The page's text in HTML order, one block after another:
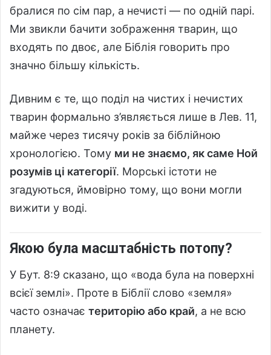
бралися по сім пар, а нечисті — по одній парі.
Ми звикли бачити зображення тварин, що
входять по двоє, але Біблія говорить про
значно більшу кількість.
Дивним є те, що поділ на чистих і нечистих
тварин формально з’являється лише в Лев. 11,
майже через тисячу років за біблійною
хронологією. Тому ми не знаємо, як саме Ной
розумів ці категорії. Морські істоти не
згадуються, ймовірно тому, що вони могли
вижити у воді.
Якою була масштабність потопу?
У Бут. 8:9 сказано, що «вода була на поверхні
всієї землі». Проте в Біблії слово «земля»
часто означає територію або край, а не всю
планету.